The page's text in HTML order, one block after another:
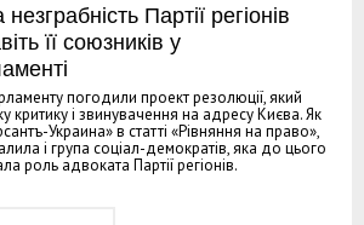
Партії регіонів
її союзників у
погодили проект резолюції, який
критику і звинувачення на адресу Києва. Як
Украина» в статті «Рівняння на право»,
і група соціал-демократів, яка до цього
роль адвоката Партії регіонів.